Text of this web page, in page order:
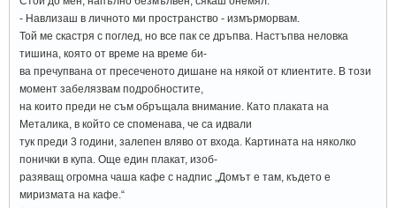
- Навлизаш в личното ми пространство - измърморвам.
Той ме скастря с поглед, но все пак се дръпва. Настъпва неловка
тишина, която от време на време би-
ва пречупвана от пресеченото дишане на някой от клиентите. В този
момент забелязвам подробностите,
на които преди не съм обръщала внимание. Като плаката на
Металика, в който се споменава, че са идвали
тук преди 3 години, залепен вляво от входа. Картината на няколко
понички в купа. Още един плакат, изоб-
разяващ огромна чаша кафе с надпис „Домът е там, където е
миризмата на кафе.“